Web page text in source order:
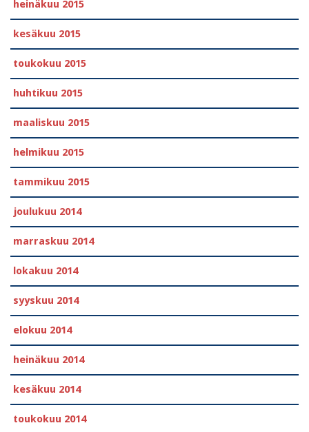
heinäkuu 2015
kesäkuu 2015
toukokuu 2015
huhtikuu 2015
maaliskuu 2015
helmikuu 2015
tammikuu 2015
joulukuu 2014
marraskuu 2014
lokakuu 2014
syyskuu 2014
elokuu 2014
heinäkuu 2014
kesäkuu 2014
toukokuu 2014